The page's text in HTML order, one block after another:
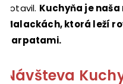
zotavil. Kuchyňa je
Malackách, ktorá leží
Karpatami.
Návšteva